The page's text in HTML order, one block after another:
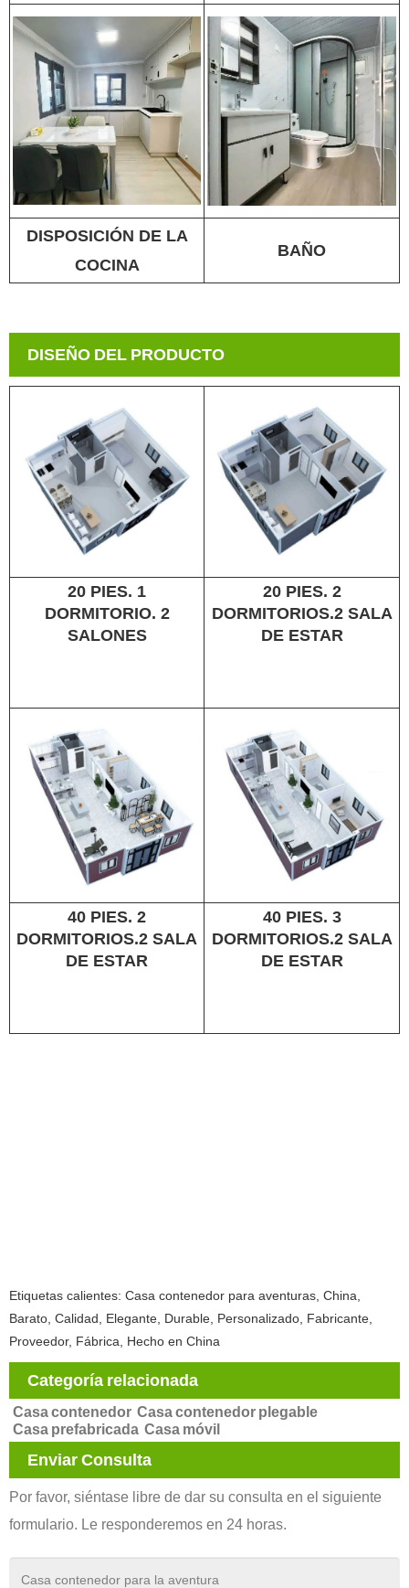
DISPOSICIÓN DE LA
COCINA
BAÑO
DISEÑO DEL PRODUCTO
20 PIES. 1
DORMITORIO. 2
SALONES
20 PIES. 2
DORMITORIOS.2 SALA
DE ESTAR
40 PIES. 2
DORMITORIOS.2 SALA
DE ESTAR
40 PIES. 3
DORMITORIOS.2 SALA
DE ESTAR
Etiquetas calientes: Casa contenedor para aventuras, China,
Barato, Calidad, Elegante, Durable, Personalizado, Fabricante,
Proveedor, Fábrica, Hecho en China
Categoría relacionada
Casa contenedor Casa contenedor plegable
Casa prefabricada Casa móvil
Enviar Consulta
Por favor, siéntase libre de dar su consulta en el siguiente
formulario. Le responderemos en 24 horas.